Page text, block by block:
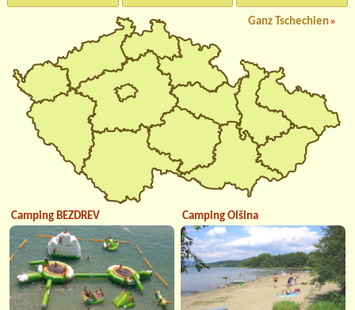
Ganz Tschechien»
Camping BEZDREV Camping Olšina